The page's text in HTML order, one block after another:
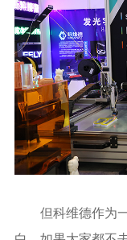
但科维德作为一